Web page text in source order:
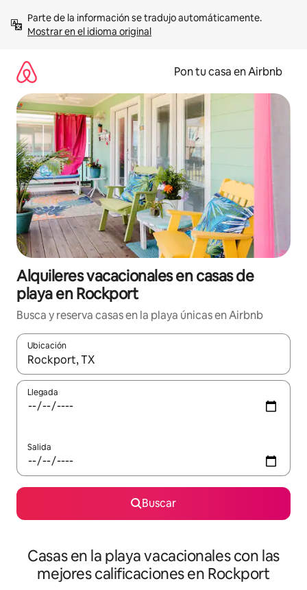
contenidoMostrar en el idioma original
Pon tu casa en Airbnb
Alquileres vacacionales en casas de
playa en Rockport
Busca y reserva casas en la playa únicas en Airbnb
Ubicación
Cuando los resultados estén disponibles, navega con las
Llegada
Salida
Buscar
Casas en la playa vacacionales con las
mejores calificaciones en Rockport